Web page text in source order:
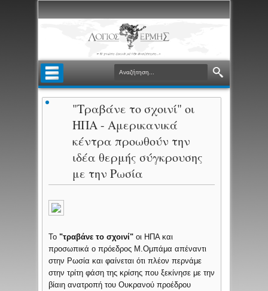
"Τραβάνε το σχοινί" οι
ΗΠΑ - Αμερικανικά
κέντρα προωθούν την
ιδέα θερμής σύγκρουσης
με την Ρωσία
To "τραβάνε το σχοινί" οι ΗΠΑ και
προσωπικά ο πρόεδρος Μ.Ομπάμα απέναντι
στην Ρωσία και φαίνεται ότι πλέον περνάμε
στην τρίτη φάση της κρίσης που ξεκίνησε με την
βίαιη ανατροπή του Ουκρανού προέδρου